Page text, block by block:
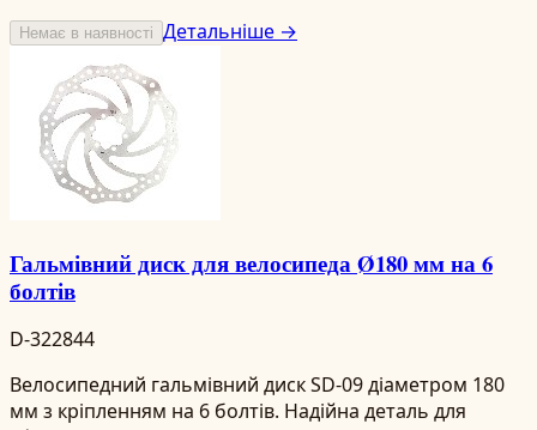
Немає в наявності Детальніше →
Гальмівний диск для велосипеда Ø180 мм на 6
болтів
D-322844
Велосипедний гальмівний диск SD-09 діаметром 180
мм з кріпленням на 6 болтів. Надійна деталь для